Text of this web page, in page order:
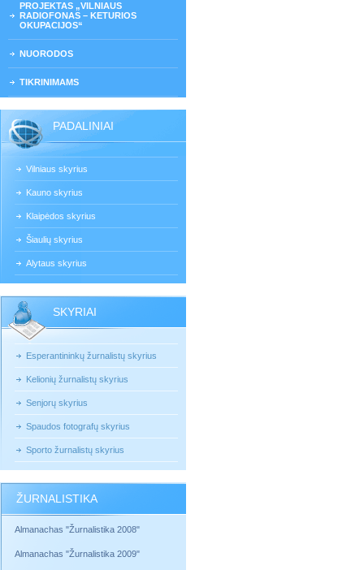
PROJEKTAS „VILNIAUS
RADIOFONAS – KETURIOS
OKUPACIJOS“
NUORODOS
TIKRINIMAMS
PADALINIAI
Vilniaus skyrius
Kauno skyrius
Klaipėdos skyrius
Šiaulių skyrius
Alytaus skyrius
SKYRIAI
Esperantininkų žurnalistų skyrius
Kelionių žurnalistų skyrius
Senjorų skyrius
Spaudos fotografų skyrius
Sporto žurnalistų skyrius
ŽURNALISTIKA
Almanachas "Žurnalistika 2008"
Almanachas "Žurnalistika 2009"